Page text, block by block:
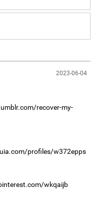
2023-06-04
recover-my-
profiles/w372epps
wkqaijb